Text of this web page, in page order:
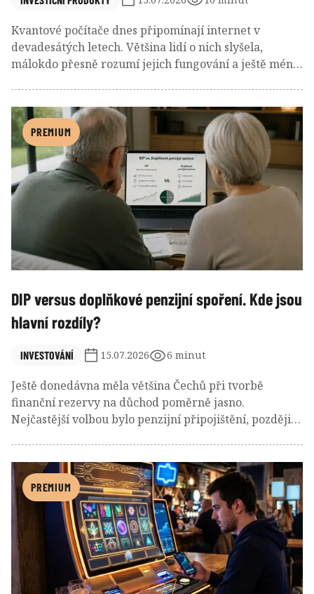
Kvantové počítače dnes připomínají internet v
devadesátých letech. Většina lidí o nich slyšela,
málokdo přesně rozumí jejich fungování a ještě méně
desítky miliard dolarů a největší technologické firmy
považují kvantové výpočty za jednu z nejdůležitějších
strategických oblastí příštích desetiletí.
PREMIUM
DIP versus doplňkové penzijní spoření. Kde jsou
hlavní rozdíly?
INVESTOVÁNÍ 15.07.2026 6 minut
Ještě donedávna měla většina Čechů při tvorbě
finanční rezervy na důchod poměrně jasno.
Nejčastější volbou bylo penzijní připojištění, později
odkládáním peněz. Finanční trh se však postupně
proměnil a objevil se nový nástroj: dlouhodobý
investiční produkt neboli DIP. Ten na první pohled
působí jako modernější alternativa ke klasickému
penzijnímu spoření. Přináší větší volnost při výběru
investic, širší možnosti a potenciál zajímavějšího
zhodnocení.
PREMIUM